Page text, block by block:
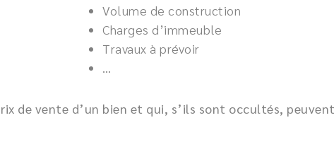
Volume de construction
Charges d’immeuble
Travaux à prévoir
…
de vente d’un bien et qui, s’ils sont occultés,